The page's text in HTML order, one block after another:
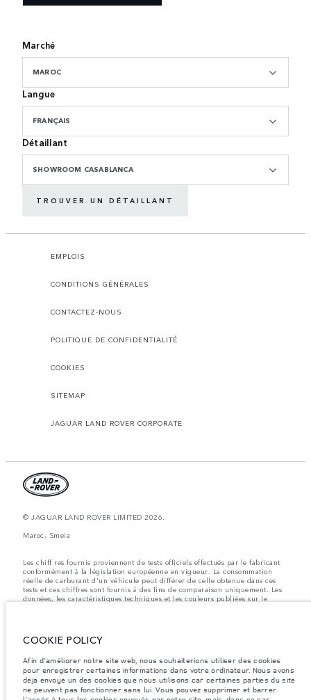
Marché
MAROC
Langue
FRANÇAIS
Détaillant
SHOWROOM CASABLANCA
TROUVER UN DÉTAILLANT
EMPLOIS
CONDITIONS GÉNÉRALES
CONTACTEZ-NOUS
POLITIQUE DE CONFIDENTIALITÉ
COOKIES
SITEMAP
JAGUAR LAND ROVER CORPORATE
© JAGUAR LAND ROVER LIMITED 2026.
Maroc, Smeia
Les chiff res fournis proviennent de tests officiels effectués par le fabricant
conformément å la législation européenne en vigueur. La consommation
réelle de carburant d'un véhicule peut différer de celle obtenue dans ces
tests et ces chiffres sont fournis å des fins de comparaison uniquement. Les
données, les caractéristiques techniques et les couleurs publiées sur le
Les poids indiqués correspondent à des spécifications de véhicule standard.
affecteront la charge utile. Assurez-vous que le poids total en charge du
véhicule, les charges maximales par essieu et la charge utile ne sont pas
dépassés lorsque vous chargez des accessoires, des occupants, des liquides
et des carburants.
COOKIE POLICY
Afin d'améliorer notre site web, nous souhaiterions utiliser des cookies
pour enregistrer certaines informations dans votre ordinateur. Nous avons
déjà envoyé un des cookies que nous utilisons car certaines parties du site
ne peuvent pas fonctionner sans lui. Vous pouvez supprimer et barrer